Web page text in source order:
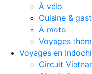
À vélo
Cuisine &
À moto
Voyages
Voyages en
Circuit